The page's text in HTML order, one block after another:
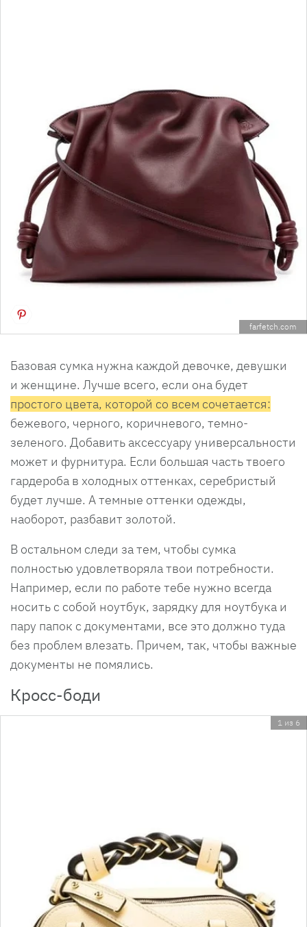
farfetch.com
Базовая сумка нужна каждой девочке, девушки
и женщине. Лучше всего, если она будет
простого цвета, которой со всем сочетается:
бежевого, черного, коричневого, темно-
зеленого. Добавить аксессуару универсальности
может и фурнитура. Если большая часть твоего
гардероба в холодных оттенках, серебристый
будет лучше. А темные оттенки одежды,
наоборот, разбавит золотой.
В остальном следи за тем, чтобы сумка
полностью удовлетворяла твои потребности.
Например, если по работе тебе нужно всегда
носить с собой ноутбук, зарядку для ноутбука и
пару папок с документами, все это должно туда
без проблем влезать. Причем, так, чтобы важные
документы не помялись.
Кросс-боди
1 из 6